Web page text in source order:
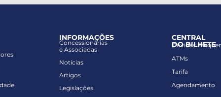
INFORMAÇÕES
Concessionárias
e Associadas
Notícias
Artigos
Legislações
CENTRAL
DO BILHETE
Dúvidas
ATMs
Tarifa
Agendamento